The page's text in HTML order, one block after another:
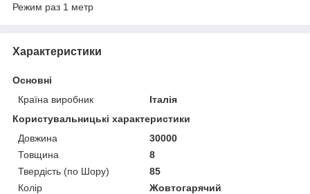
Режим раз 1 метр
Характеристики
Основні
Країна виробник
Італія
Користувальницькі характеристики
Довжина
30000
Товщина
8
Твердість (по Шору)
85
Колір
Жовтогарячий